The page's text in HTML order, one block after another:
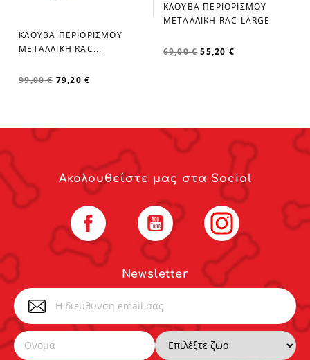
favorite_border
ΚΛΟΥΒΑ ΠΕΡΙΟΡΙΣΜΟΥ
ΜΕΤΑΛΛΙΚΗ RAC...
99,00 € 79,20 €
favorite_border
ΚΛΟΥΒΑ ΠΕΡΙΟΡΙΣΜΟΥ
ΜΕΤΑΛΛΙΚΗ RAC LARGE
69,00 € 55,20 €
Newsletter
Ακολουθείστε μας στα Social
Facebook YouTube Instagram